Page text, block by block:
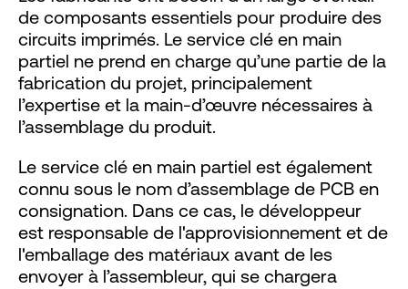
de composants essentiels pour produire des
circuits imprimés. Le service clé en main
partiel ne prend en charge qu’une partie de la
fabrication du projet, principalement
l’expertise et la main-d’œuvre nécessaires à
l’assemblage du produit.
Le service clé en main partiel est également
connu sous le nom d’assemblage de PCB en
consignation. Dans ce cas, le développeur
est responsable de l'approvisionnement et de
l'emballage des matériaux avant de les
envoyer à l’assembleur, qui se chargera